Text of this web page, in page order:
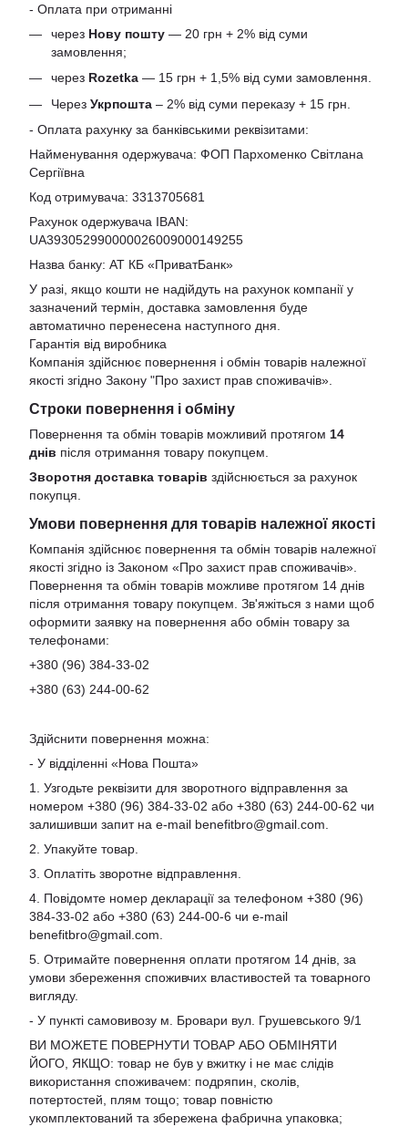
- Оплата при отриманні
через Нову пошту — 20 грн + 2% від суми
замовлення;
через Rozetka — 15 грн + 1,5% від суми замовлення.
Через Укрпошта – 2% від суми переказу + 15 грн.
- Оплата рахунку за банківськими реквізитами:
Найменування одержувача: ФОП Пархоменко Світлана
Сергіївна
Код отримувача: 3313705681
Рахунок одержувача IBAN:
UA393052990000026009000149255
Назва банку: АТ КБ «ПриватБанк»
У разі, якщо кошти не надійдуть на рахунок компанії у
зазначений термін, доставка замовлення буде
автоматично перенесена наступного дня.
Гарантія від виробника
Компанія здійснює повернення і обмін товарів належної
якості згідно Закону "Про захист прав споживачів»
Строки повернення і обміну
Повернення та обмін товарів можливий протягом 14
днів після отримання товару покупцем.
Зворотня доставка товарів здійснюється за рахунок
покупця.
Умови повернення для товарів належної якості
Компанія здійснює повернення та обмін товарів належної
якості згідно із Законом «Про захист прав споживачів».
Повернення та обмін товарів можливе протягом 14 днів
після отримання товару покупцем. Зв'яжіться з нами щоб
оформити заявку на повернення або обмін товару за
телефонами:
+380 (96) 384-33-02
+380 (63) 244-00-62
Здійснити повернення можна:
- У відділенні «Нова Пошта»
1. Узгодьте реквізити для зворотного відправлення за
номером +380 (96) 384-33-02 або +380 (63) 244-00-62 чи
залишивши запит на e-mail benefitbro@gmail.com
2. Упакуйте товар.
3. Оплатіть зворотне відправлення.
4. Повідомте номер декларації за телефоном +380 (96)
384-33-02 або +380 (63) 244-00-6 чи e-mail
benefitbro@gmail.com
5. Отримайте повернення оплати протягом 14 днів, за
умови збереження споживчих властивостей та товарного
вигляду.
- У пункті самовивозу м. Бровари вул. Грушевського 9/1
ВИ МОЖЕТЕ ПОВЕРНУТИ ТОВАР АБО ОБМІНЯТИ
ЙОГО, ЯКЩО: товар не був у вжитку і не має слідів
використання споживачем: подряпин, сколів,
потертостей, плям тощо; товар повністю
укомплектований та збережена фабрична упаковка;